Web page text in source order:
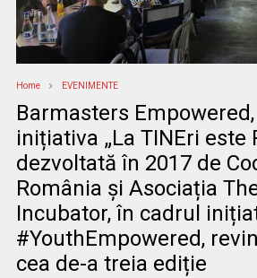
Home EVENIMENTE
Barmasters
inițiativa „La TINEri este
dezvoltată în 2017 de
România și Asociația
Incubator, în cadrul
#YouthEmpowered,
cea de-a treia ediție